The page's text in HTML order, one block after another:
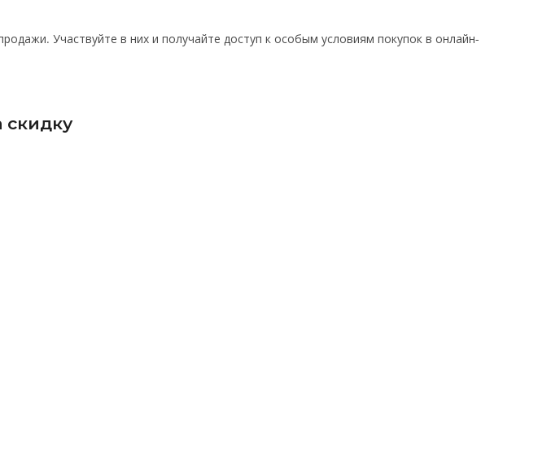
Участвуйте в них и получайте доступ к особым условиям покупок в онлайн-